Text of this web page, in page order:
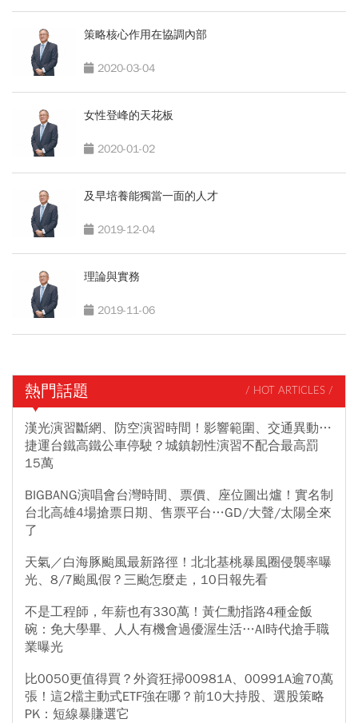
策略核心作用在協調內部
2020-03-04
女性登峰的天花板
2020-01-02
及早培養能獨當一面的人才
2019-12-04
理論與實務
2019-11-06
熱門話題 / HOT ARTICLES /
漢光演習斷網、防空演習時間！影響範圍、交通異動…
捷運台鐵高鐵公車停駛？城鎮韌性演習不配合最高罰
15萬
BIGBANG演唱會台灣時間、票價、座位圖出爐！實名制
台北高雄4場搶票日期、售票平台…GD/大聲/太陽全來
了
天氣／白海豚颱風最新路徑！北北基桃暴風圈侵襲率曝
光、8/7颱風假？三颱怎麼走，10日報先看
不是工程師，年薪也有330萬！黃仁勳指路4種金飯
碗：免大學畢、人人有機會過優渥生活…AI時代搶手職
業曝光
比0050更值得買？外資狂掃00981A、00991A逾70萬
張！這2檔主動式ETF強在哪？前10大持股、選股策略
PK：短線暴賺選它